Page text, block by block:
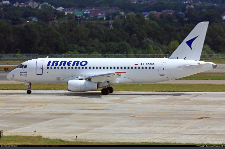
ВОЙТИ
ЗАРЕГИСТРИРОВАТЬСЯ
Поиск фотографий
Поиск в реестре
Кратко
Подробно